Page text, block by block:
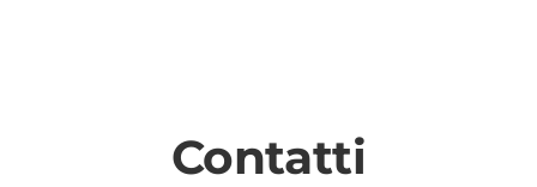
Contatti